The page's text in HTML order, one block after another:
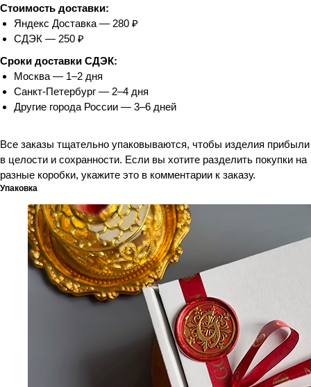
Стоимость доставки:
Яндекс Доставка — 280 ₽
СДЭК — 250 ₽
Сроки доставки СДЭК:
Москва — 1–2 дня
Санкт-Петербург — 2–4 дня
Другие города России — 3–6 дней
Все заказы тщательно упаковываются, чтобы изделия прибыли
в целости и сохранности. Если вы хотите разделить покупки на
разные коробки, укажите это в комментарии к заказу.
Упаковка